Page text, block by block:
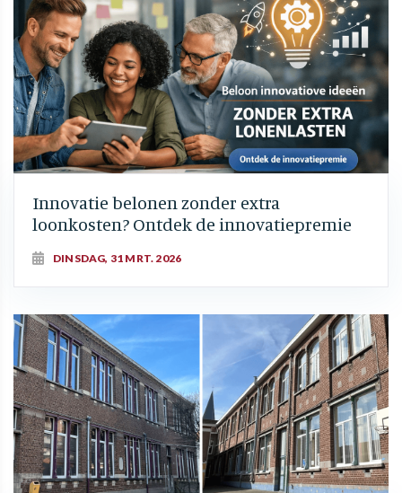
Innovatie belonen zonder extra
loonkosten? Ontdek de innovatiepremie
DINSDAG, 31 MRT. 2026